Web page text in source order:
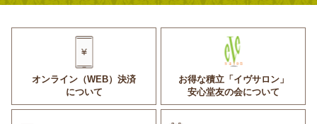
オンライン（WEB）決済
について
お得な積立「イヴサロン」
安心堂友の会について